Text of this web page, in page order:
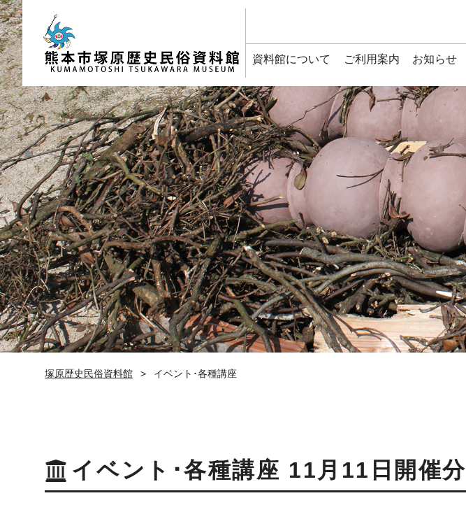
資料館について ご利用案内 お知らせ
塚原歴史民俗資料館 イベント･各種講座
イベント･各種講座 11月11日開催分